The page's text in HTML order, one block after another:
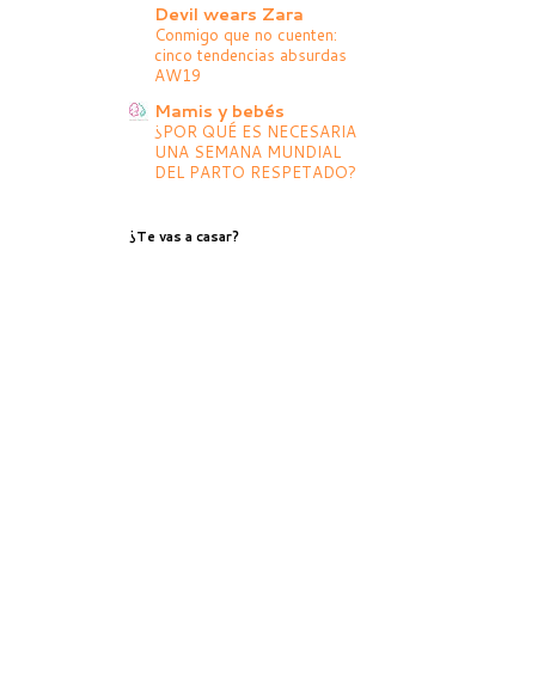
Devil wears Zara
Conmigo que no cuenten:
cinco tendencias absurdas
AW19
Mamis y bebés
¿POR QUÉ ES NECESARIA
UNA SEMANA MUNDIAL
DEL PARTO RESPETADO?
¿Te vas a casar?